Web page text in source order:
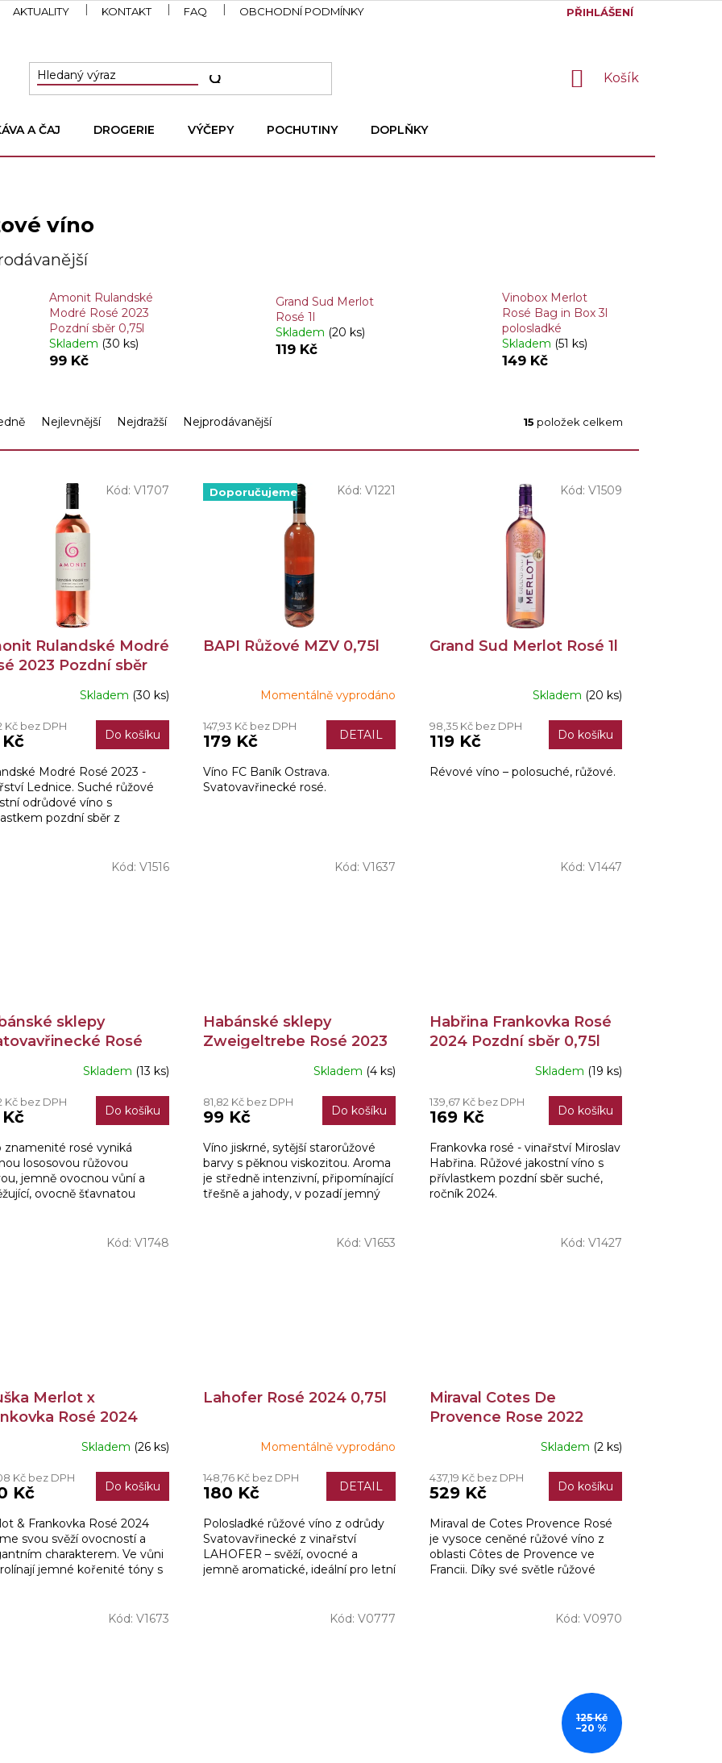
AKTUALITY KONTAKT FAQ OBCHODNÍ PODMÍNKY PŘIHLÁŠENÍ
NÁKUPNÍ
Košík
A ČAJ DROGERIE VÝČEPY POCHUTINY DOPLŇKY
víno
Amonit Rulandské
Modré Rosé 2023
Pozdní sběr 0,75l
Skladem (30 ks)
99 Kč
Grand Sud Merlot
Rosé 1l
Skladem (20 ks)
119 Kč
Vinobox Merlot
Rosé Bag in Box 3l
polosladké
Skladem (51 ks)
149 Kč
Nejlevnější Nejdražší Nejprodávanější 15 položek celkem
Rulandské Modré
2023 Pozdní sběr
Skladem (30 ks)
Kč bez DPH
Do košíku
Modré Rosé 2023 -
Lednice. Suché růžové
odrůdové víno s
pozdní sběr z
Kód: V1707 Doporučujeme
BAPI Růžové MZV 0,75l
Momentálně vyprodáno
147,93 Kč bez DPH
179 Kč DETAIL
Víno FC Baník Ostrava.
Svatovavřinecké rosé.
Kód: V1221
Grand Sud Merlot Rosé 1l
Skladem (20 ks)
98,35 Kč bez DPH
119 Kč Do košíku
Révové víno – polosuché, růžové.
Kód: V1509
sklepy
Rosé
Skladem (13 ks)
Kč bez DPH
Do košíku
znamenité rosé vyniká
lososovou růžovou
jemně ovocnou vůní a
ovocně šťavnatou
Kód: V1516
Habánské sklepy
Zweigeltrebe Rosé 2023
produktu
je
z
5
hvězdiček.
Skladem (4 ks)
81,82 Kč bez DPH
99 Kč Do košíku
Víno jiskrné, sytější starorůžové
barvy s pěknou viskozitou. Aroma
je středně intenzivní, připomínající
třešně a jahody, v pozadí jemný
Kód: V1637
Habřina Frankovka Rosé
2024 Pozdní sběr 0,75l
Skladem (19 ks)
139,67 Kč bez DPH
169 Kč Do košíku
Frankovka rosé - vinařství Miroslav
Habřina. Růžové jakostní víno s
přívlastkem pozdní sběr suché,
ročník 2024.
Kód: V1447
Merlot x
Rosé 2024
Skladem (26 ks)
Kč bez DPH
Kč Do košíku
& Frankovka Rosé 2024
svou svěží ovocností a
charakterem. Ve vůni
jemné kořenité tóny s
Kód: V1748
Lahofer Rosé 2024 0,75l
Momentálně vyprodáno
148,76 Kč bez DPH
180 Kč DETAIL
Polosladké růžové víno z odrůdy
Svatovavřinecké z vinařství
LAHOFER – svěží, ovocné a
jemně aromatické, ideální pro letní
Kód: V1653
Miraval Cotes De
Provence Rose 2022
Skladem (2 ks)
437,19 Kč bez DPH
529 Kč Do košíku
Miraval de Cotes Provence Rosé
je vysoce ceněné růžové víno z
oblasti Côtes de Provence ve
Francii. Díky své světle růžové
Kód: V1427
Kód: V1673 Kód: V0777
125 Kč
–20 %
Kód: V0970